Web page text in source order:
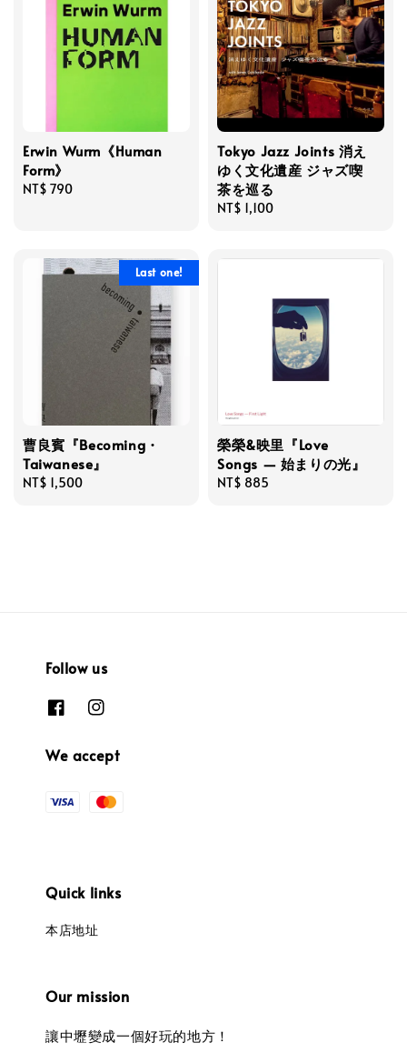
Erwin Wurm《Human
Form》
Regular
NT$ 790
Tokyo Jazz Joints 消え
ゆく文化遺産 ジャズ喫
茶を巡る
Regular
NT$ 1,100
Last one!
曹良賓『Becoming・
Taiwanese』
Regular
NT$ 1,500
榮榮&映里『Love
Songs — 始まりの光』
Regular
NT$ 885
Follow us
We accept
Quick links
本店地址
Our mission
讓中壢變成一個好玩的地方！